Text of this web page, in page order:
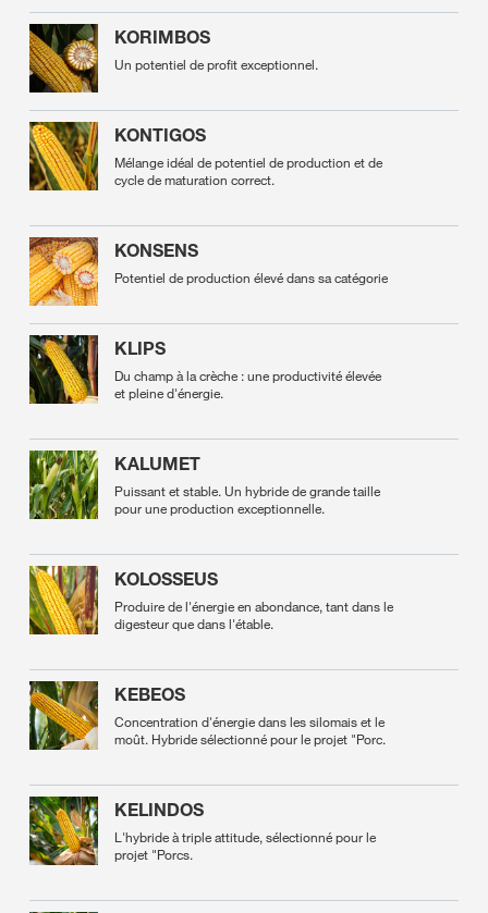
KORIMBOS
Un potentiel de profit exceptionnel.
KONTIGOS
Mélange idéal de potentiel de production et de
cycle de maturation correct.
KONSENS
Potentiel de production élevé dans sa catégorie
KLIPS
Du champ à la crèche : une productivité élevée
et pleine d'énergie.
KALUMET
Puissant et stable. Un hybride de grande taille
pour une production exceptionnelle.
KOLOSSEUS
Produire de l'énergie en abondance, tant dans le
digesteur que dans l'étable.
KEBEOS
Concentration d'énergie dans les silomais et le
moût. Hybride sélectionné pour le projet "Porc.
KELINDOS
L'hybride à triple attitude, sélectionné pour le
projet "Porcs.